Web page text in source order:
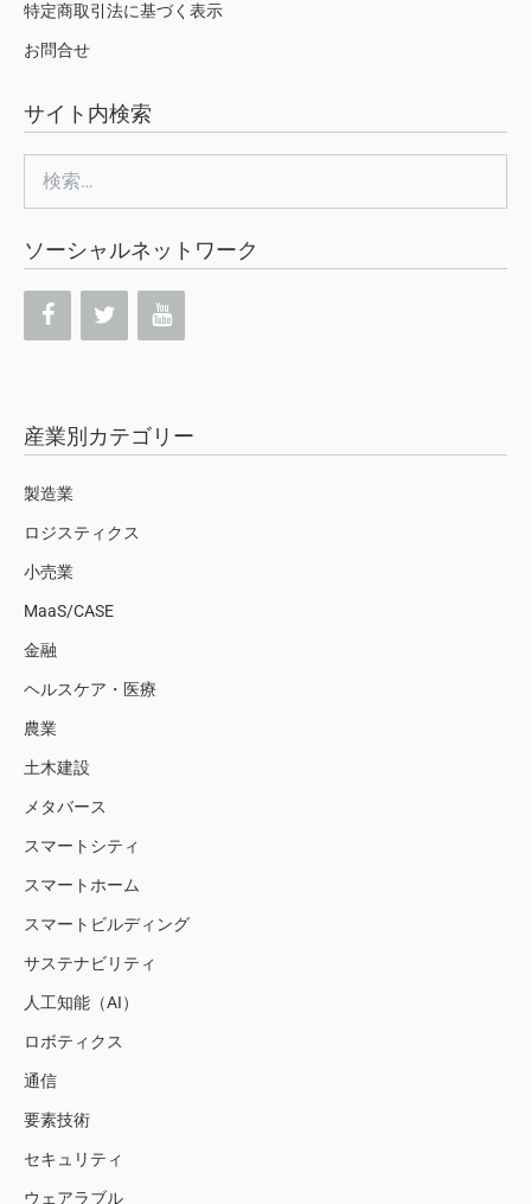
特定商取引法に基づく表示
お問合せ
サイト内検索
索:
ソーシャルネットワーク
産業別カテゴリー
製造業
ロジスティクス
小売業
MaaS/CASE
金融
ヘルスケア・医療
農業
土木建設
メタバース
スマートシティ
スマートホーム
スマートビルディング
サステナビリティ
人工知能（AI）
ロボティクス
通信
要素技術
セキュリティ
ウェアラブル